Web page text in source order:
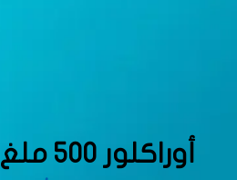
أوراكلور 500 ملغ